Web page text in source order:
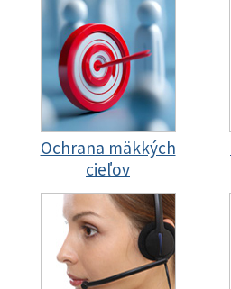
Ochrana mäkkých
cieľov